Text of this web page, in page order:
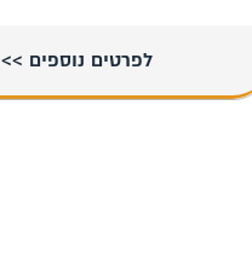
לפרטים נוספים >>